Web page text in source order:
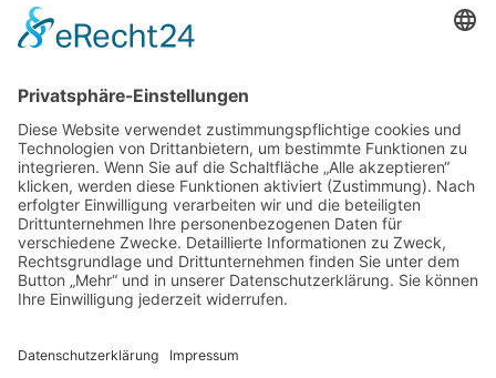
Öffnungszeiten Sekretariat
SCHULWOCHEN:
Mo. – Do.
07:30 – 16:00 Uhr
Fr.
07:30 – 14:00 Uhr